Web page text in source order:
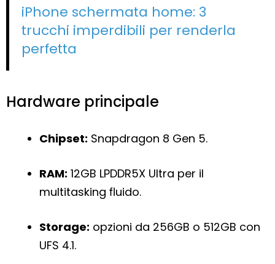
iPhone schermata home: 3
trucchi imperdibili per renderla
perfetta
Hardware principale
Chipset: Snapdragon 8 Gen 5.
RAM: 12GB LPDDR5X Ultra per il
multitasking fluido.
Storage: opzioni da 256GB o 512GB con
UFS 4.1.